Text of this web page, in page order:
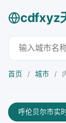
cdfxyz
首页 / 城市 /
呼伦贝尔市实